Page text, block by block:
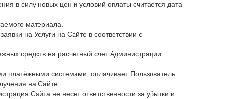
в силу новых цен и условий оплаты считается дата
материала.
на Услуги на Сайте в соответствии с
средств на расчетный счет Администрации
платёжными системами, оплачивает Пользователь.
на Сайте.
Сайта не несет ответственности за убытки и